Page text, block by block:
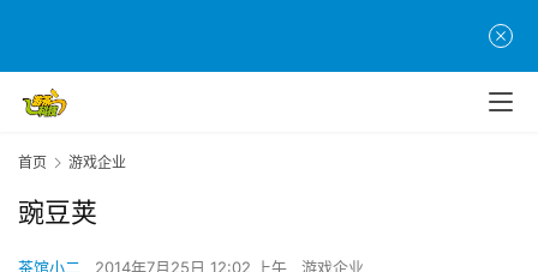
游
原
首页 游戏企业
豌豆荚
茶馆小二 2014年7月25日 12:02 上午 游戏企业